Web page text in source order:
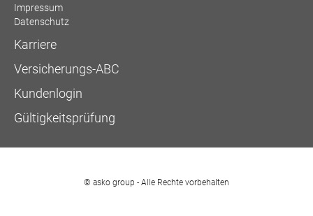
Impressum
Datenschutz
Karriere
Versicherungs-ABC
Kundenlogin
Gültigkeitsprüfung
© asko group - Alle Rechte vorbehalten